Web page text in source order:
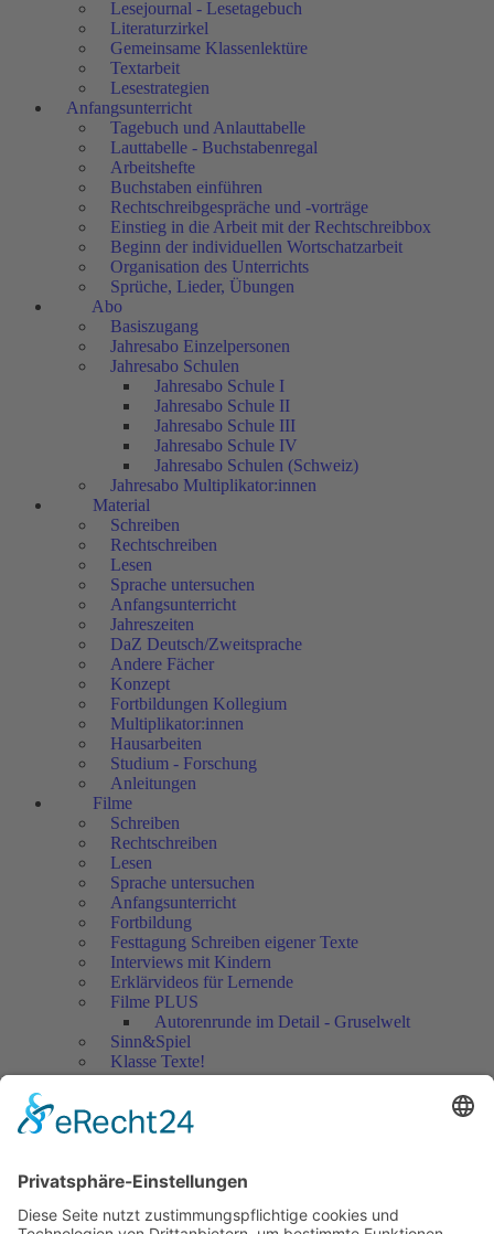
Lesejournal - Lesetagebuch
Literaturzirkel
Gemeinsame Klassenlektüre
Textarbeit
Lesestrategien
Anfangsunterricht
Tagebuch und Anlauttabelle
Lauttabelle - Buchstabenregal
Arbeitshefte
Buchstaben einführen
Rechtschreibgespräche und -vorträge
Einstieg in die Arbeit mit der Rechtschreibbox
Beginn der individuellen Wortschatzarbeit
Organisation des Unterrichts
Sprüche, Lieder, Übungen
Abo
Basiszugang
Jahresabo Einzelpersonen
Jahresabo Schulen
Jahresabo Schule I
Jahresabo Schule II
Jahresabo Schule III
Jahresabo Schule IV
Jahresabo Schulen (Schweiz)
Jahresabo Multiplikator:innen
Material
Schreiben
Rechtschreiben
Lesen
Sprache untersuchen
Anfangsunterricht
Jahreszeiten
DaZ Deutsch/Zweitsprache
Andere Fächer
Konzept
Fortbildungen Kollegium
Multiplikator:innen
Hausarbeiten
Studium - Forschung
Anleitungen
Filme
Schreiben
Rechtschreiben
Lesen
Sprache untersuchen
Anfangsunterricht
Fortbildung
Festtagung Schreiben eigener Texte
Interviews mit Kindern
Erklärvideos für Lernende
Filme PLUS
Autorenrunde im Detail - Gruselwelt
Sinn&Spiel
Klasse Texte!
Filmausschnitte Grundschule
Jedes Kind wertschätzen!
Artikel
Artikel 2018